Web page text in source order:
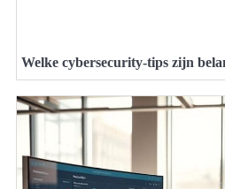
Welke cybersecurity-tips zijn